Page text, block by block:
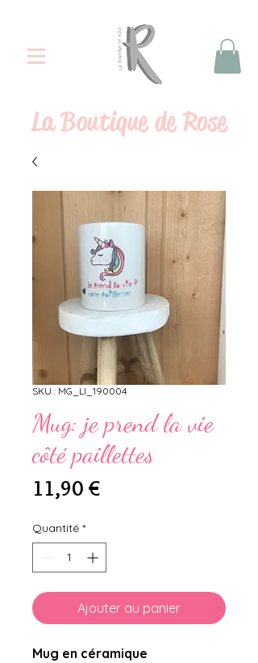
LaBoutique de Rose
SKU : MG_LI_190004
Mug: je prend la vie
côté paillettes
11,90 €Prix
Quantité *
Ajouter au panier
Mug en céramique